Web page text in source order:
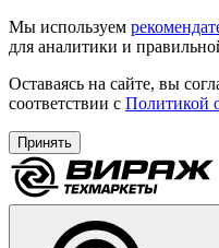
Мы используем
для аналитики и
Оставаясь на сайте, вы
соответствии с Политикой
Принять